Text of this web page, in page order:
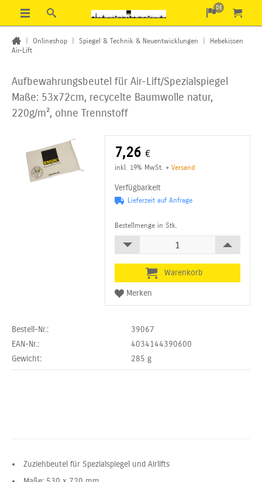
DE
Onlineshop Spiegel & Technik & Neuentwicklungen
Hebekissen
Air-Lift
Aufbewahrungsbeutel für Air-Lift/Spezialspiegel
Maße: 53x72cm, recycelte Baumwolle natur,
220g/m², ohne Trennstoff
Bestell-Nr.:
39067
EAN-Nr.:
4034144390600
Gewicht:
285 g
7,26 €
inkl. 19% MwSt. +Versand
Verfügbarkeit
Lieferzeit auf Anfrage
Bestellmenge in Stk.
Zuziehbeutel für Spezialspiegel und Airlifts